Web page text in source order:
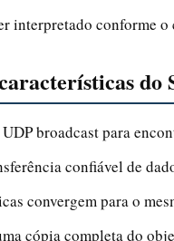
interpretado conforme o
do
broadcast para
confiável de
convergem para o
cópia completa do